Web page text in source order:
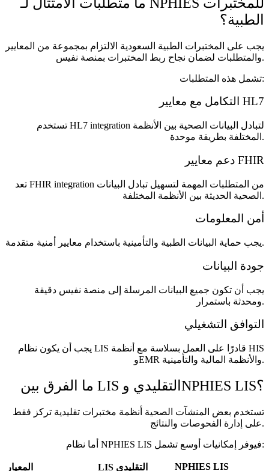
الطبية؟
يجب على المختبرات الطبية السعودية الالتزام بمجموعة من المعايير
والمتطلبات لضمان نجاح ربط المختبرات بمنصة نفيس.
تشمل هذه المتطلبات:
التكامل مع معايير HL7
تستخدم HL7 integration لتبادل البيانات الصحية بين الأنظمة
المختلفة بطريقة موحدة.
دعم معايير FHIR
تعد FHIR integration من المتطلبات المهمة لتسهيل تبادل البيانات
الصحية الحديثة بين الأنظمة المختلفة.
أمن المعلومات
يجب حماية البيانات الطبية والتأمينية باستخدام معايير أمنية متقدمة.
جودة البيانات
يجب أن تكون جميع البيانات المرسلة إلى منصة نفيس دقيقة
ومحدثة باستمرار.
التوافق التشغيلي
يجب أن يكون نظام LIS قادرًا على العمل بسلاسة مع أنظمة HIS
وEMR والأنظمة المالية والتأمينية.
ما الفرق بين LIS التقليدي وNPHIES LIS؟
تستخدم بعض المنشآت الصحية أنظمة مختبرات تقليدية تركز فقط
على إدارة الفحوصات والنتائج.
أما نظام NPHIES LIS فيوفر إمكانيات أوسع تشمل:
المعيار LIS التقليدي
NPHIES LIS